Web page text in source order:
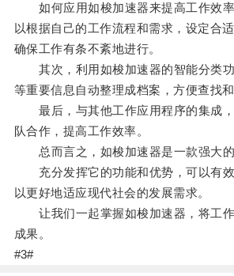
如何应用如梭加速器来提高工作效率
以根据自己的工作流程和需求，设定合
确保工作有条不紊地进行。
其次，利用如梭加速器的智能分类功
等重要信息自动整理成档案，方便查找和
最后，与其他工作应用程序的集成，
队合作，提高工作效率。
总而言之，如梭加速器是一款强大的
充分发挥它的功能和优势，可以有效
以更好地适应现代社会的发展需求。
让我们一起掌握如梭加速器，将工作
成果。
#3#